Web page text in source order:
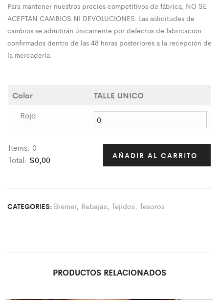
Para mantener nuestros precios competitivos de fábrica, NO SE
ACEPTAN CAMBIOS NI DEVOLUCIONES. Las solicitudes de
cambios se admitirán únicamente por defectos de fabricación
confirmados dentro de las 48 horas posteriores a la recepción de
la mercadería.
Color
TALLE UNICO
Rojo
Items: 0
Total: $0,00
e
AÑADIR AL CARRITO
CATEGORIES: Bremer, Rebajas, Tejidos, Tesoros
PRODUCTOS RELACIONADOS